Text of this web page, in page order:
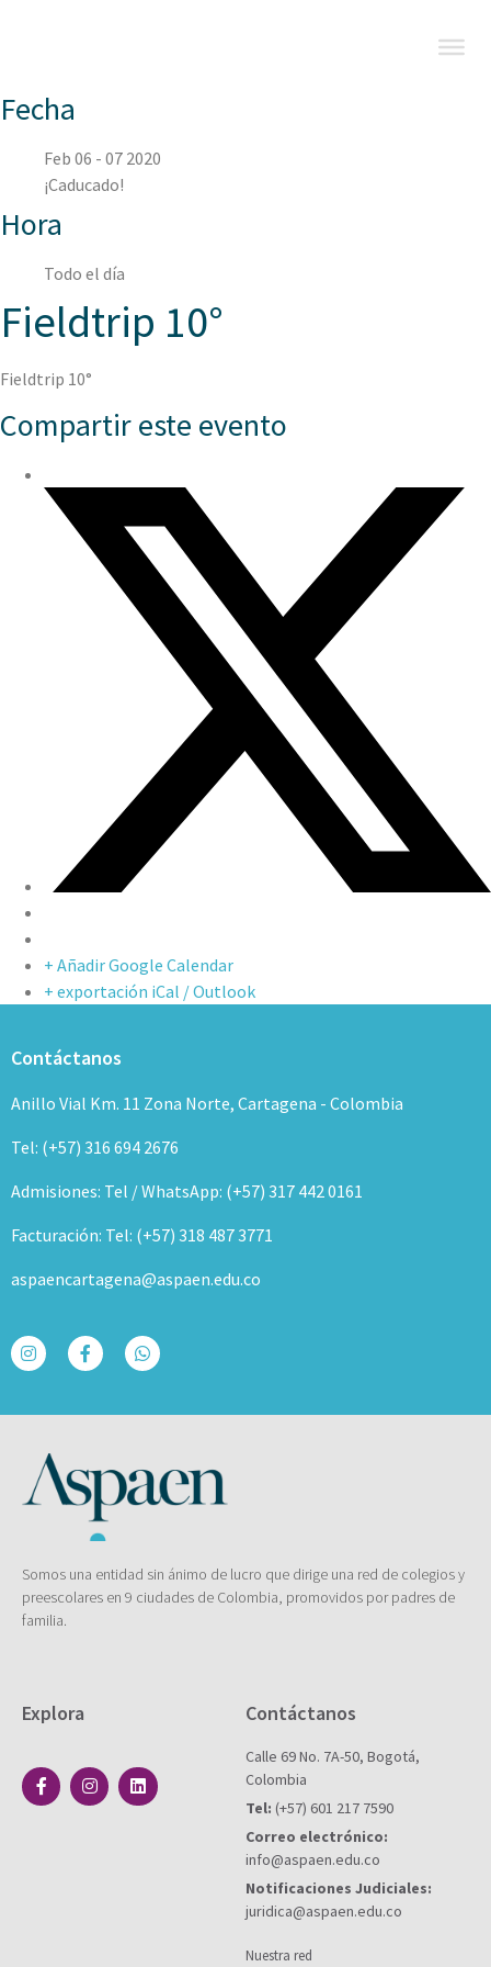
Fecha
Feb 06 - 07 2020
¡Caducado!
Hora
Todo el día
Fieldtrip 10°
Fieldtrip 10°
Compartir este evento
+ Añadir Google Calendar
+ exportación iCal / Outlook
Contáctanos
Anillo Vial Km. 11 Zona Norte, Cartagena - Colombia
Tel: (+57) 316 694 2676
Admisiones: Tel / WhatsApp: (+57) 317 442 0161
Facturación: Tel: (+57) 318 487 3771
aspaencartagena@aspaen.edu.co
Somos una entidad sin ánimo de lucro que dirige una red de colegios y
preescolares en 9 ciudades de Colombia, promovidos por padres de
familia.
Explora Contáctanos
Calle 69 No. 7A-50, Bogotá,
Colombia
Tel: (+57) 601 217 7590
Correo electrónico:
info@aspaen.edu.co
Notificaciones Judiciales:
juridica@aspaen.edu.co
Nuestra red